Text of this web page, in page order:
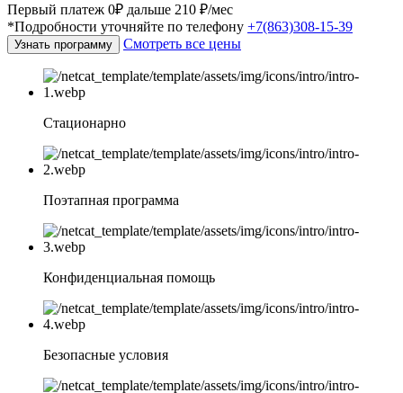
Первый платеж 0₽ дальше 210 ₽/мес
*Подробности уточняйте по телефону +7(863)308-15-39
Узнать программу Смотреть все цены
Стационарно
Поэтапная программа
Конфиденциальная помощь
Безопасные условия